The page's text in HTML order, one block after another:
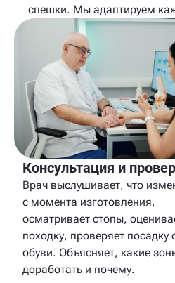
спешки. Мы адаптируем
Консультация и
Врач выслушивает, что
с момента изготовления,
осматривает стопы,
походку, проверяет посадку
обуви. Объясняет, какие
доработать и почему.